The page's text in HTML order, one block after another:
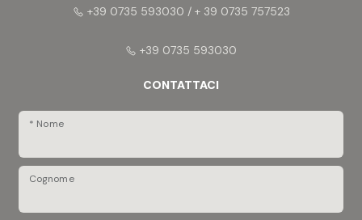
+39 0735 593030 / + 39 0735 757523
+39 0735 593030
CONTATTACI
* Nome
Cognome